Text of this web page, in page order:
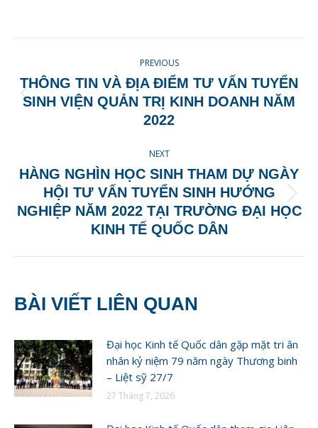
Facebook
X
PinterestLinkedIn
NAVIGATION
PREVIOUS
Previous
post:
THÔNG TIN VÀ ĐỊA ĐIỂM TƯ VẤN TUYỂN
SINH VIỆN QUẢN TRỊ KINH DOANH NĂM
2022
NEXT
Next
post:
HÀNG NGHÌN HỌC SINH THAM DỰ NGÀY
HỘI TƯ VẤN TUYỂN SINH HƯỚNG
NGHIỆP NĂM 2022 TẠI TRƯỜNG ĐẠI HỌC
KINH TẾ QUỐC DÂN
BÀI VIẾT LIÊN QUAN
Đại học Kinh tế Quốc dân gặp mặt tri ân
nhân kỷ niệm 79 năm ngày Thương binh
– Liệt sỹ 27/7
27 Tháng 7, 2026